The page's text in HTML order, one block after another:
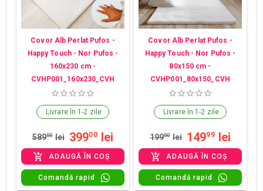
Covor Alb Perlat Pufos -
Happy Touch - Nor Pufos -
160x230 cm -
CVHP001_160x230_CVH
Livrare în 1-2 zile
58900 lei 39900 lei
ADAUGĂ ÎN COȘ
Comandă rapid
Covor Alb Perlat Pufos -
Happy Touch - Nor Pufos -
80x150 cm -
CVHP001_80x150_CVH
Livrare în 1-2 zile
19900 lei 14999 lei
ADAUGĂ ÎN COȘ
Comandă rapid